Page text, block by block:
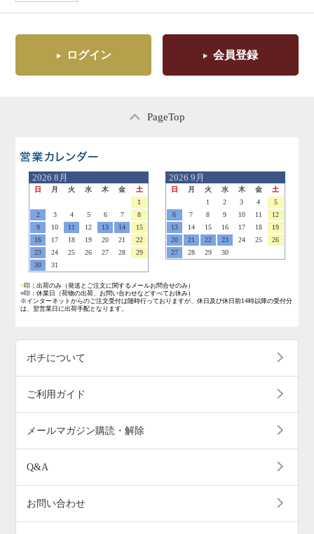
ログイン 会員登録
PageTop
2026 8月
日 月 火 水 木 金
土
1
2
3 4 5 6 7
8
9
10 11 12 13 14
15
16
17 18 19 20 21
22
23
24 25 26 27 28
29
30
31
2026 9月
日 月 火 水 木 金
土
1
2 3 4
5
6
7 8 9 10 11
12
13
14 15 16 17 18
19
20
21 22 23 24 25
26
27
28 29 30
■印：出荷のみ （発送とご注文に関するメールお問合せのみ）
■印：休業日
（荷物の出荷、お問い合わせなどすべてお休み）
※インターネットからのご注文受付は随時行っておりますが、休日及び休日前14時以降の受付分
は、翌営業日に出荷手配となります。
ポチについて
ご利用ガイド
メールマガジン購読・解除
Q&A
お問い合わせ